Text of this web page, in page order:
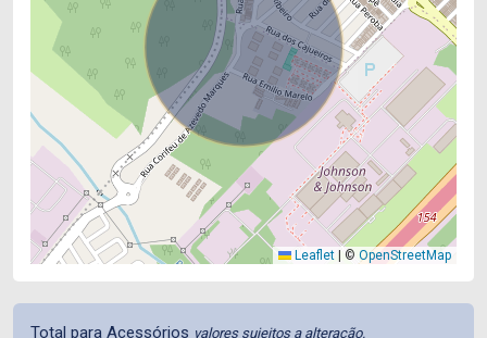
Leaflet © OpenStreetMap
Total para Acessórios valores sujeitos a alteração.